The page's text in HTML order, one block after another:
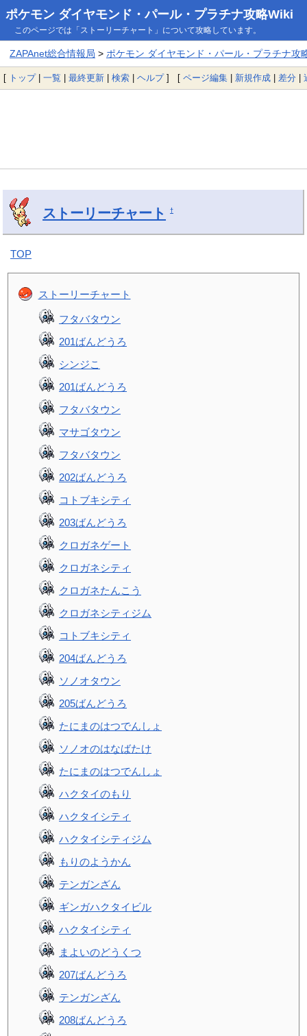
ポケモン ダイヤモンド・パール・プラチナ攻略Wiki
このページでは「ストーリーチャート」について攻略しています。
ZAPAnet総合情報局 > ポケモン ダイヤモンド・パール・プラチナ攻
[ トップ| 一覧 | 最終更新 | 検索 | ヘルプ] [ ページ編集 | 新規作成 | 差分 |
ストーリーチャート †
TOP
ストーリーチャート
フタバタウン
201ばんどうろ
シンジこ
201ばんどうろ
フタバタウン
マサゴタウン
フタバタウン
202ばんどうろ
コトブキシティ
203ばんどうろ
クロガネゲート
クロガネシティ
クロガネたんこう
クロガネシティジム
コトブキシティ
204ばんどうろ
ソノオタウン
205ばんどうろ
たにまのはつでんしょ
ソノオのはなばたけ
たにまのはつでんしょ
ハクタイのもり
ハクタイシティ
ハクタイシティジム
もりのようかん
テンガンざん
ギンガハクタイビル
ハクタイシティ
まよいのどうくつ
207ばんどうろ
テンガンざん
208ばんどうろ